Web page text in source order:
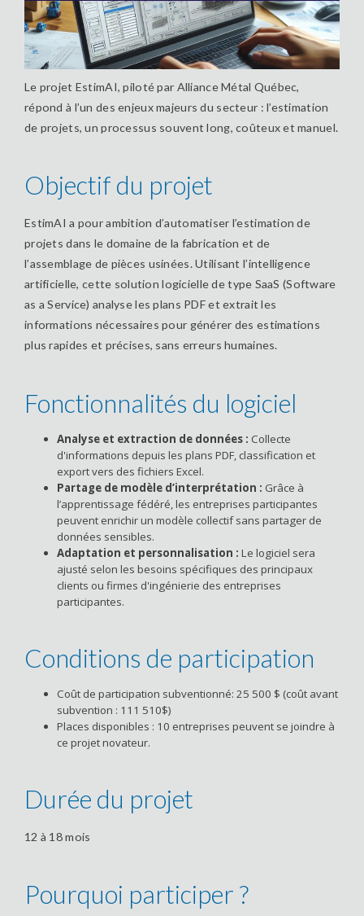
Le projet EstimAI, piloté par Alliance Métal Québec,
répond à l’un des enjeux majeurs du secteur : l’estimation
de projets, un processus souvent long, coûteux et manuel.
Objectif du projet
EstimAI a pour ambition d’automatiser l’estimation de
projets dans le domaine de la fabrication et de
l’assemblage de pièces usinées. Utilisant l’intelligence
artificielle, cette solution logicielle de type SaaS (Software
as a Service) analyse les plans PDF et extrait les
informations nécessaires pour générer des estimations
plus rapides et précises, sans erreurs humaines.
Fonctionnalités du logiciel
Analyse et extraction de données : Collecte
d'informations depuis les plans PDF, classification et
export vers des fichiers Excel.
Partage de modèle d’interprétation : Grâce à
l’apprentissage fédéré, les entreprises participantes
peuvent enrichir un modèle collectif sans partager de
données sensibles.
Adaptation et personnalisation : Le logiciel sera
ajusté selon les besoins spécifiques des principaux
clients ou firmes d'ingénierie des entreprises
participantes.
Conditions de participation
Coût de participation subventionné: 25 500 $ (coût avant
subvention : 111 510$)
Places disponibles : 10 entreprises peuvent se joindre à
ce projet novateur.
Durée du projet
12 à 18 mois
Pourquoi participer ?